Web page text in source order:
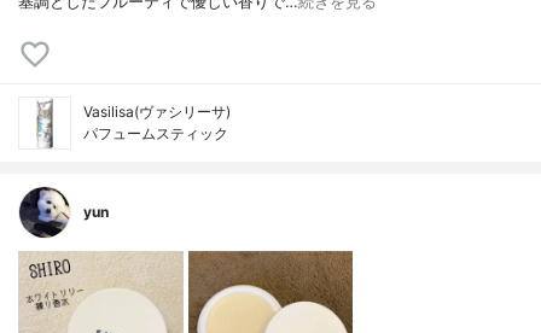
Vasilisa(ヴァシリーサ)
パフュームスティック
yun